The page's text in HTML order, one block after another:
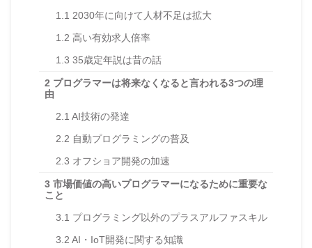
1.1 2030年に向けて人材不足は拡大
1.2 高い有効求人倍率
1.3 35歳定年説は昔の話
2 プログラマーは将来なくなると言われる3つの理
由
2.1 AI技術の発達
2.2 自動プログラミングの普及
2.3 オフショア開発の加速
3 市場価値の高いプログラマーになるために重要な
こと
3.1 プログラミング以外のプラスアルファスキル
3.2 AI・IoT開発に関する知識